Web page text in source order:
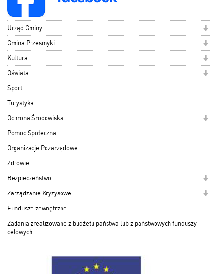
Urząd Gminy
Gmina Przesmyki
Kultura
Oświata
Sport
Turystyka
Ochrona Środowiska
Pomoc Społeczna
Organizacje Pozarządowe
Zdrowie
Bezpieczeństwo
Zarządzanie Kryzysowe
Fundusze zewnętrzne
Zadania zrealizowane z budżetu państwa lub z państwowych funduszy
celowych